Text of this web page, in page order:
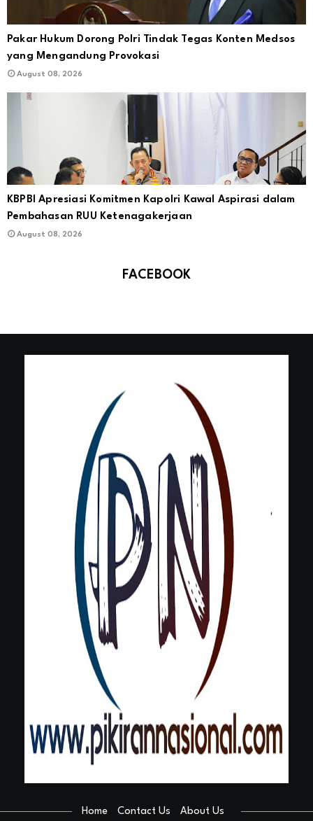
Pakar Hukum Dorong Polri Tindak Tegas Konten Medsos
yang Mengandung Provokasi
August 08, 2026
KBPBI Apresiasi Komitmen Kapolri Kawal Aspirasi dalam
Pembahasan RUU Ketenagakerjaan
August 08, 2026
FACEBOOK
Home Contact Us About Us